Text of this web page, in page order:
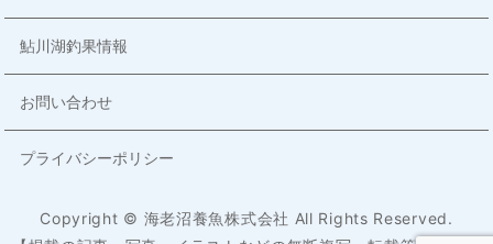
鮎川湖釣果情報
お問い合わせ
プライバシーポリシー
Copyright © 海老沼養魚株式会社 All Rights Reserved.